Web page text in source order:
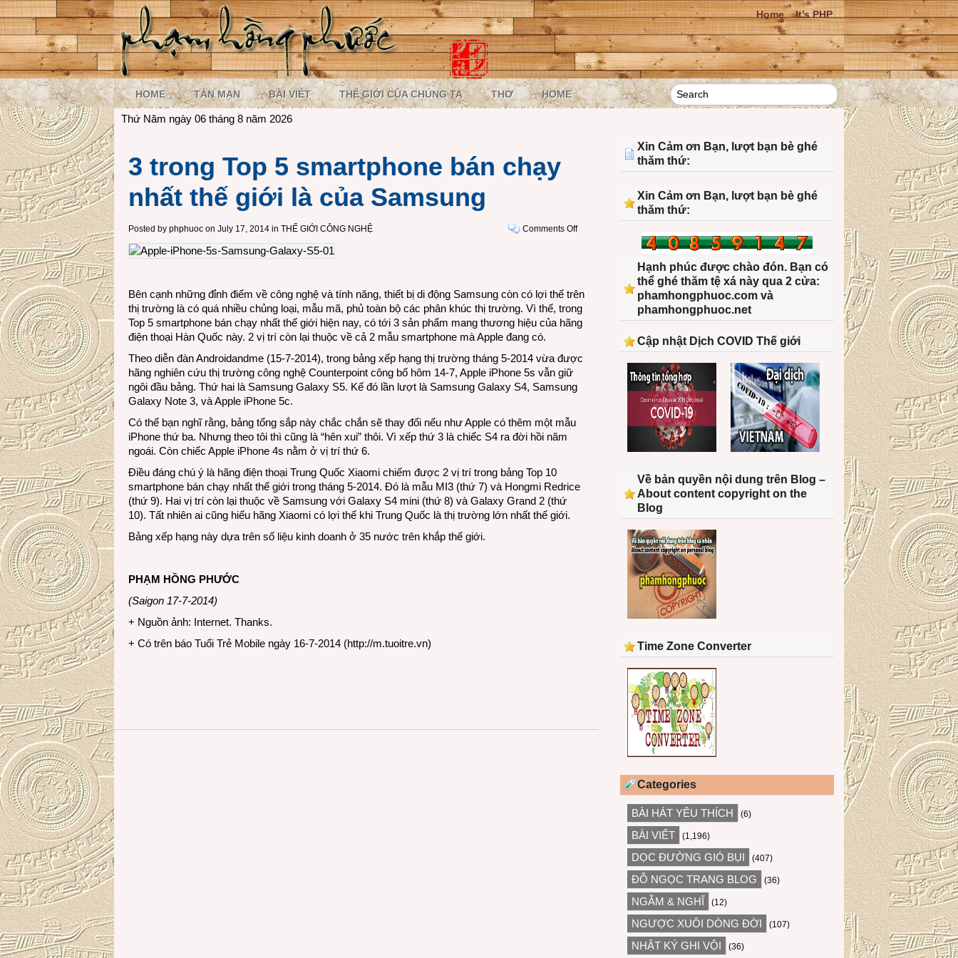
Home It’s PHP
HOME TẢN MẠN BÀI VIẾT THẾ GIỚI CỦA CHÚNG TA THƠ HOME
Thứ Năm ngày 06 tháng 8 năm 2026
3 trong Top 5 smartphone bán chạy
nhất thế giới là của Samsung
Posted by phphuoc on July 17, 2014 in THẾ GIỚI CÔNG NGHỆ Comments Offon
smartphone
bán
chạy
thế
là
Bên cạnh những đỉnh điểm về công nghệ và tính năng, thiết bị di động Samsung còn có lợi thế trên
thị trường là có quá nhiều chủng loại, mẫu mã, phủ toàn bộ các phân khúc thị trường. Vì thế, trong
Top 5 smartphone bán chạy nhất thế giới hiện nay, có tới 3 sản phẩm mang thương hiệu của hãng
điện thoại Hàn Quốc này. 2 vị trí còn lại thuộc về cả 2 mẫu smartphone mà Apple đang có.
Theo diễn đàn Androidandme (15-7-2014), trong bảng xếp hạng thị trường tháng 5-2014 vừa được
hãng nghiên cứu thị trường công nghệ Counterpoint công bố hôm 14-7, Apple iPhone 5s vẫn giữ
ngôi đầu bảng. Thứ hai là Samsung Galaxy S5. Kế đó lần lượt là Samsung Galaxy S4, Samsung
Galaxy Note 3, và Apple iPhone 5c.
Có thể bạn nghĩ rằng, bảng tổng sắp này chắc chắn sẽ thay đổi nếu như Apple có thêm một mẫu
iPhone thứ ba. Nhưng theo tôi thì cũng là “hên xui” thôi. Vì xếp thứ 3 là chiếc S4 ra đời hồi năm
ngoái. Còn chiếc Apple iPhone 4s nằm ở vị trí thứ 6.
Điều đáng chú ý là hãng điện thoại Trung Quốc Xiaomi chiếm được 2 vị trí trong bảng Top 10
smartphone bán chạy nhất thế giới trong tháng 5-2014. Đó là mẫu MI3 (thứ 7) và Hongmi Redrice
(thứ 9). Hai vị trí còn lại thuộc về Samsung với Galaxy S4 mini (thứ 8) và Galaxy Grand 2 (thứ
10). Tất nhiên ai cũng hiểu hãng Xiaomi có lợi thế khi Trung Quốc là thị trường lớn nhất thế giới.
Bảng xếp hạng này dựa trên số liệu kinh doanh ở 35 nước trên khắp thế giới.
PHẠM HỒNG PHƯỚC
(Saigon 17-7-2014)
+ Nguồn ảnh: Internet. Thanks.
+ Có trên báo Tuổi Trẻ Mobile ngày 16-7-2014 (http://m.tuoitre.vn)
Xin Cảm ơn Bạn, lượt bạn bè ghé
thăm thứ:
Xin Cảm ơn Bạn, lượt bạn bè ghé
thăm thứ:
Hạnh phúc được chào đón. Bạn có
thể ghé thăm tệ xá này qua 2 cửa:
phamhongphuoc.com và
phamhongphuoc.net
Cập nhật Dịch COVID Thế giới
Về bản quyền nội dung trên Blog –
About content copyright on the
Blog
Time Zone Converter
Categories
BÀI HÁT YÊU THÍCH (6)
BÀI VIẾT (1,196)
DỌC ĐƯỜNG GIÓ BỤI (407)
ĐỖ NGỌC TRANG BLOG (36)
NGẪM & NGHĨ (12)
NGƯỢC XUÔI DÒNG ĐỜI (107)
NHẬT KÝ GHI VỘI (36)